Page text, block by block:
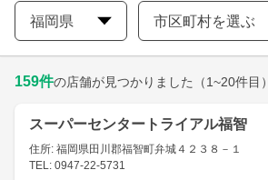
福岡県 市区町村を選ぶ
159件の店舗が見つかりました （1~20件目）
スーパーセンタートライアル福智
住所: 福岡県田川郡福智町弁城４２３８－１
TEL: 0947-22-5731